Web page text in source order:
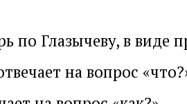
по Глазычеву, в виде
на вопрос